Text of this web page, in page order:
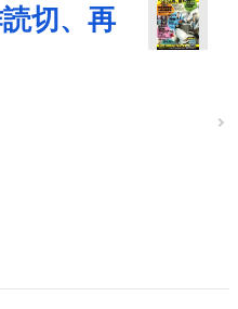
切、再